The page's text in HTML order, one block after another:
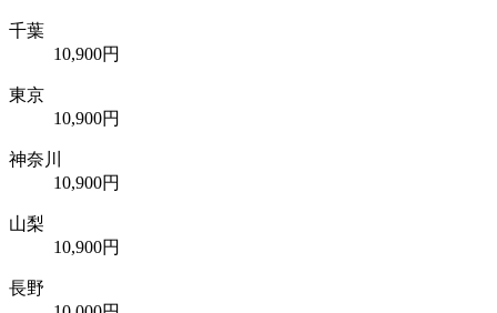
千葉
10,900円
東京
10,900円
神奈川
10,900円
山梨
10,900円
長野